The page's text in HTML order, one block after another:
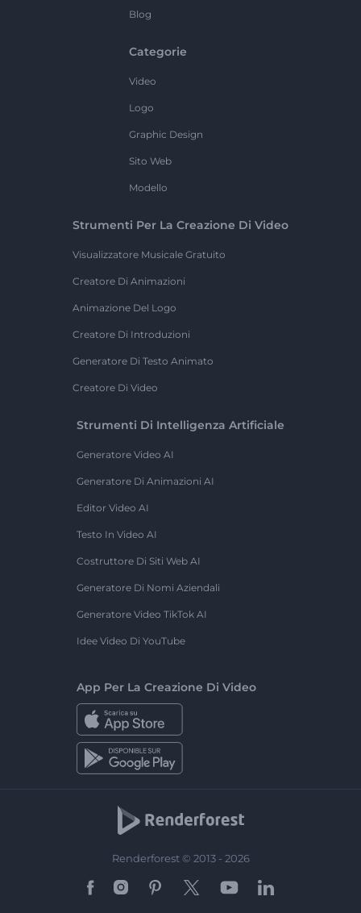
Blog
Categorie
Video
Logo
Graphic Design
Sito Web
Modello
Strumenti Per La Creazione Di Video
Visualizzatore Musicale Gratuito
Creatore Di Animazioni
Animazione Del Logo
Creatore Di Introduzioni
Generatore Di Testo Animato
Creatore Di Video
Strumenti Di Intelligenza Artificiale
Generatore Video AI
Generatore Di Animazioni AI
Editor Video AI
Testo In Video AI
Costruttore Di Siti Web AI
Generatore Di Nomi Aziendali
Generatore Video TikTok AI
Idee Video Di YouTube
App Per La Creazione Di Video
Renderforest © 2013 - 2026